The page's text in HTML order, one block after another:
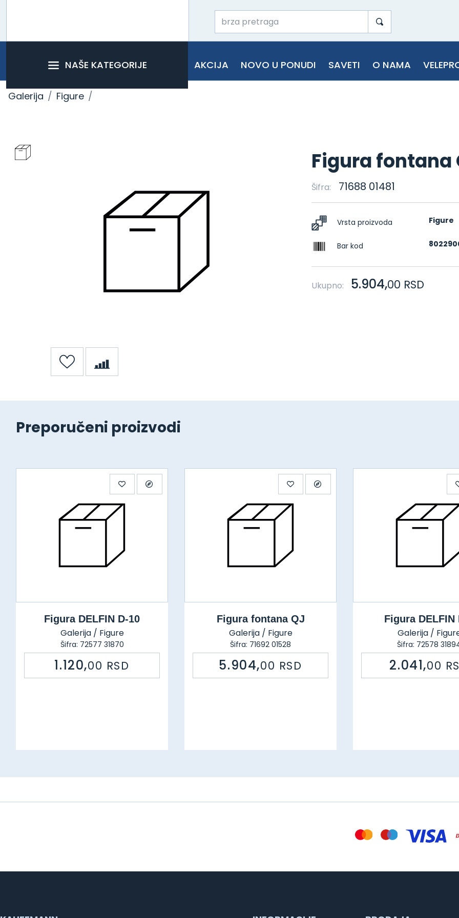
NAŠE KATEGORIJE AKCIJA NOVO U PONUDI SAVETI O NAMA
Galerija Figure
Figura fontana
Šifra: 71688 01481
Vrsta proizvoda Figure
Bar kod
Ukupno: 5.904,00 RSD
Preporučeni proizvodi
Figura DELFIN D-10
Galerija / Figure
Šifra: 72577 31870
1.120,00 RSD
Figura fontana QJ
Galerija / Figure
Šifra: 71692 01528
5.904,00 RSD
Figura DELFIN
Galerija /
Šifra: 72578
2.041,00